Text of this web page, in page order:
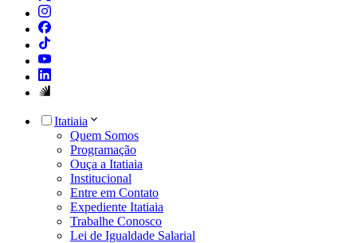
Itatiaia
Quem Somos
Programação
Ouça a Itatiaia
Institucional
Entre em Contato
Expediente Itatiaia
Trabalhe Conosco
Lei de Igualdade Salarial